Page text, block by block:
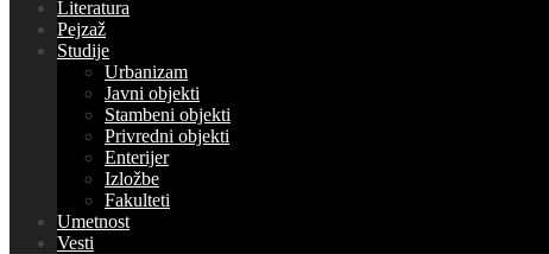
Literatura
Pejzaž
Studije
Urbanizam
Javni objekti
Stambeni objekti
Privredni objekti
Enterijer
Izložbe
Fakulteti
Umetnost
Vesti